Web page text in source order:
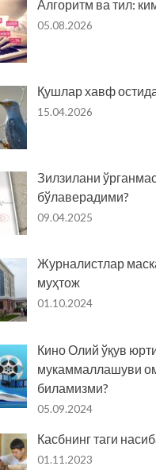
Алгоритм ва тил:
05.08.2026
Қушлар хавф
15.04.2026
Зилзилани
бўлаверадими?
09.04.2025
Журналистлар
муҳтож
01.10.2024
Кино Олий ўқув
мукаммаллашуви
биламизми?
05.09.2024
Касбнинг таги
01.11.2023